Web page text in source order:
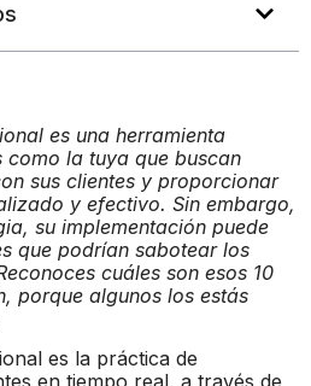
es una herramienta
como la tuya que buscan
sus clientes y proporcionar
y efectivo. Sin embargo,
su implementación puede
que podrían sabotear los
cuáles son esos 10
porque algunos los estás
es la práctica de